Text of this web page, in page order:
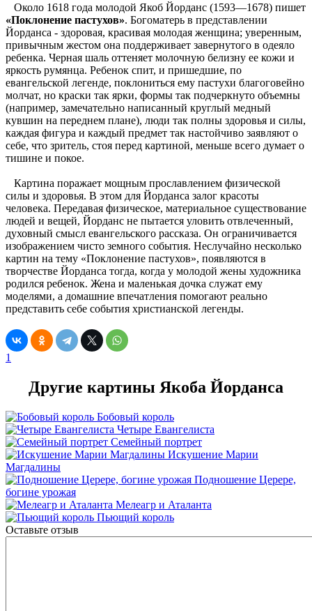
Около 1618 года молодой Якоб Йорданс (1593—1678) пишет
«Поклонение пастухов». Богоматерь в представлении
Йорданса - здоровая, красивая молодая женщина; уверенным,
привычным жестом она поддерживает завернутого в одеяло
ребенка. Черная шаль оттеняет молочную белизну ее кожи и
яркость румянца. Ребенок спит, и пришедшие, по
евангельской легенде, поклониться ему пастухи благоговейно
молчат, но краски так ярки, формы так подчеркнуто объемны
(например, замечательно написанный круглый медный
кувшин на переднем плане), люди так полны здоровья и силы,
каждая фигура и каждый предмет так настойчиво заявляют о
себе, что зритель, стоя перед картиной, меньше всего думает о
тишине и покое.
Картина поражает мощным прославлением физической
силы и здоровья. В этом для Йорданса залог красоты
человека. Передавая физическое, материальное существование
людей и вещей, Йорданс не пытается уловить отвлеченный,
духовный смысл евангельского рассказа. Он ограничивается
изображением чисто земного события. Неслучайно несколько
картин на тему «Поклонение пастухов», появляются в
творчестве Йорданса тогда, когда у молодой жены художника
родился ребенок. Жена и маленькая дочка служат ему
моделями, а домашние впечатления помогают реально
представить себе события христианской легенды.
1
Другие картины Якоба Йорданса
Бобовый король
Четыре Евангелиста
Семейный портрет
Искушение Марии
Магдалины
Подношение Церере,
богине урожая
Мелеагр и Аталанта
Пьющий король
Оставьте отзыв